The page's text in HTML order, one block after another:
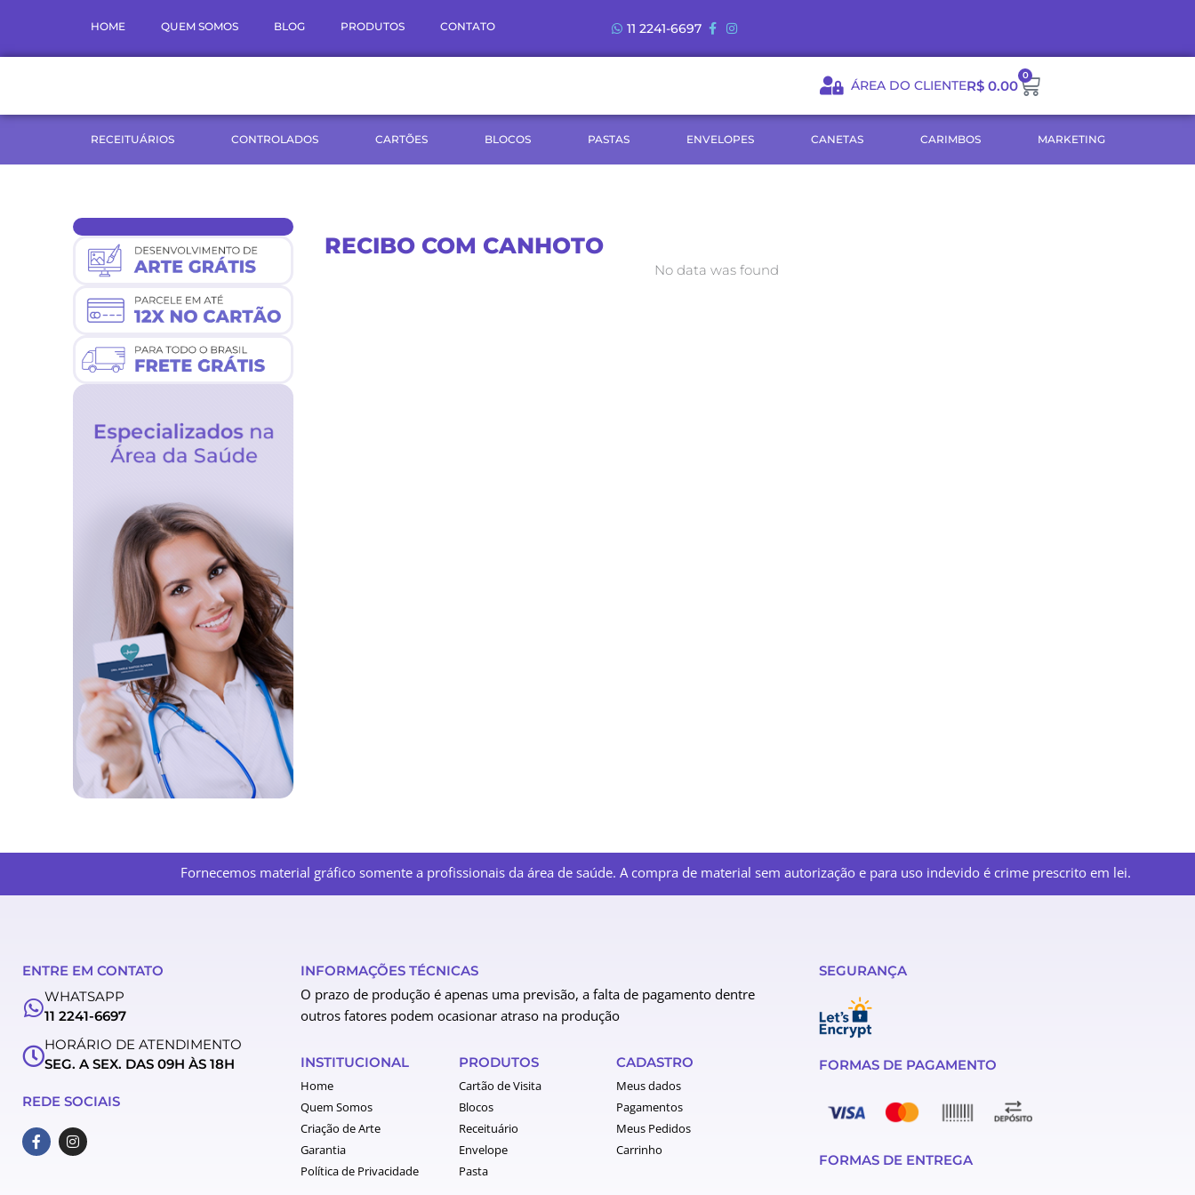
o
HOME QUEM SOMOS BLOG PRODUTOS CONTATO 11 2241-6697
ÁREA DO CLIENTER$ 0.00
0
Carrinho
RECEITUÁRIOS CONTROLADOS CARTÕES BLOCOS PASTAS ENVELOPES CANETAS CARIMBOS MARKETING
RECIBO COM CANHOTO
No data was found
Fornecemos material gráfico somente a profissionais da área de saúde. A compra de material sem autorização e para uso indevido é crime prescrito em lei.
ENTRE EM CONTATO
WHATSAPP
11 2241-6697
HORÁRIO DE ATENDIMENTO
SEG. A SEX. DAS 09H ÀS 18H
REDE SOCIAIS
F
a
c
I
n
s
INFORMAÇÕES TÉCNICAS
O prazo de produção é apenas uma previsão, a falta de pagamento dentre
outros fatores podem ocasionar atraso na produção
INSTITUCIONAL
Home
Quem Somos
Criação de Arte
Garantia
Política de Privacidade
PRODUTOS
Cartão de Visita
Blocos
Receituário
Envelope
Pasta
CADASTRO
Meus dados
Pagamentos
Meus Pedidos
Carrinho
SEGURANÇA
FORMAS DE PAGAMENTO
FORMAS DE ENTREGA